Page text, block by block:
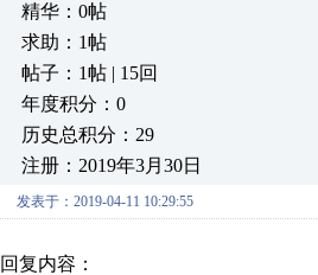
精华：0帖
求助：1帖
帖子：1帖 | 15回
年度积分：0
历史总积分：29
注册：2019年3月30日
发表于：2019-04-11 10:29:55
回复内容：